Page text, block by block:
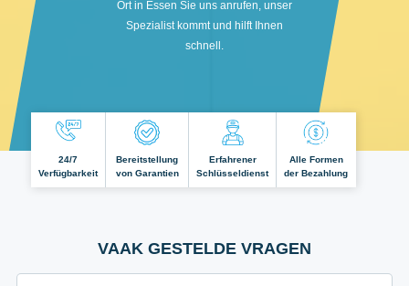
Ort in Essen Sie uns anrufen, unser
Spezialist kommt und hilft Ihnen
schnell.
24/7
Verfügbarkeit
Bereitstellung
von Garantien
Erfahrener
Schlüsseldienst
Alle Formen
der Bezahlung
VAAK GESTELDE VRAGEN